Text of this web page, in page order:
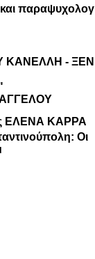
ΚΑΝΕΛΛΗ -
ΕΛΕΝΑ ΚΑΡΡΑ
Οι